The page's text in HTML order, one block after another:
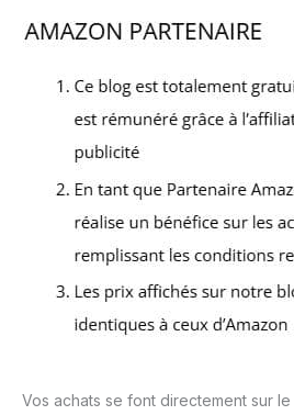
Vos achats se font directement sur le